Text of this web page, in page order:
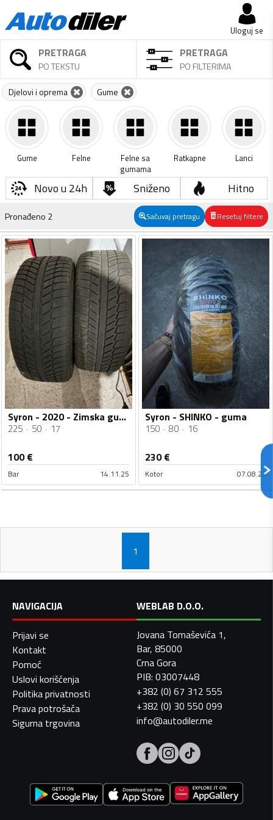
Uloguj se
PRETRAGA
PO TEKSTU
PRETRAGA
PO FILTERIMA
Djelovi i oprema Gume
Gume Felne
Felne sa
gumama
Ratkapne Lanci
Novo u 24h Sniženo Hitno
Pronađeno 2 Sačuvaj pretragu Resetuj filtere
Syron - 2020 - Zimska guma
225 50 17
100€
Bar 14.11.25
Syron - SHINKO - guma
150 80 16
230€
Kotor 07.08.23
1
NAVIGACIJA
Prijavi se
Kontakt
Pomoć
Uslovi korišćenja
Politika privatnosti
Prava potrošača
Sigurna trgovina
WEBLAB D.O.O.
Jovana Tomaševića 1,
Bar, 85000
Crna Gora
PIB: 03007448
+382 (0) 67 312 555
+382 (0) 30 550 099
info@autodiler.me